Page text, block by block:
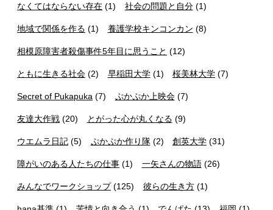
なくてはならない存在 (1) 社会の問題と自分(1)
地域で関係を作る (1) 養護学校キンコンカン (8)
相模原障害者殺傷事件5年目に思うこと (12)
ともに生きる社会 (2) 早稲田大学(1) 桜美林大学 (7)
Secret of Pukapuka (7) ぷかぷか上映会(7)
友達大作戦 (20) とがった心が丸くなる (9)
ウエムラ日記 (5) ぷかぷか作り隊(2) 創英大学 (31)
障がいのある人たちの仕事 (1) 一矢さんの物語(26)
みんなでワークショップ(125) 彼らの生き方(1)